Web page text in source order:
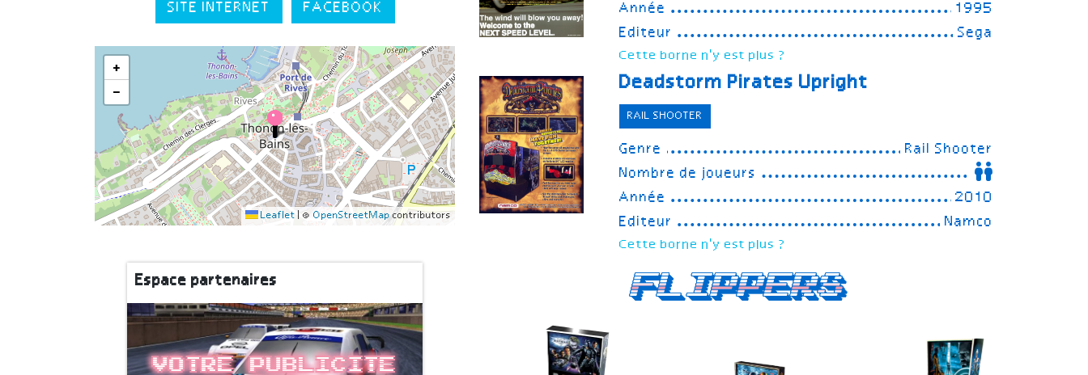
SITE INTERNET FACEBOOK
+
−
Leaflet © OpenStreetMapcontributors
Espace partenaires
Votre publicite
Année
1995
Editeur
Sega
Cette borne n'y est plus ?
Deadstorm PiratesUpright
RAIL SHOOTER
Genre
Rail Shooter
Nombre de joueurs
Année
2010
Editeur
Namco
Cette borne n'y est plus ?
Flippers